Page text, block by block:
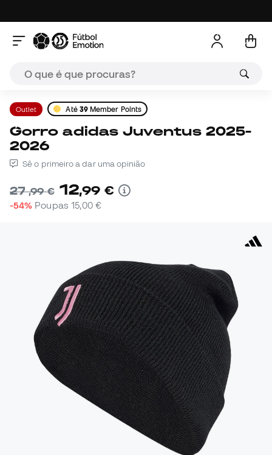
Outlet Até 39Member Points
Gorro adidas Juventus 2025-
2026
Sê o primeiro a dar uma opinião
27,99 € 12,99 €
-54% Poupas 15,00 €